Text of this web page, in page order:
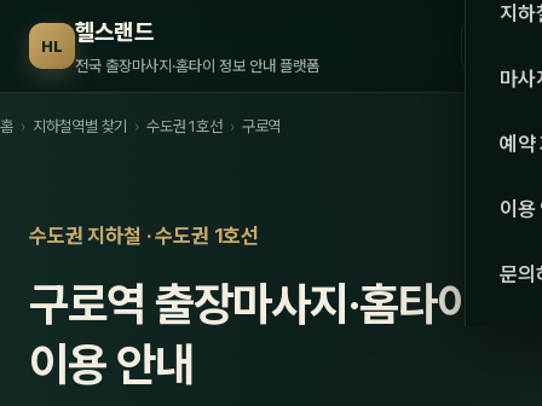
HL 헬스랜드
전국 출장마사지·홈타이 정보 안내 플랫폼 서울
강원·
강원
지하
마사
관리
스
예약
이용
문의
홈 › 지하철역별 찾기 › 수도권 1호선 › 구로역
수도권 지하철 · 수도권 1호선
구로역 출장마사지·홈타이
이용 안내